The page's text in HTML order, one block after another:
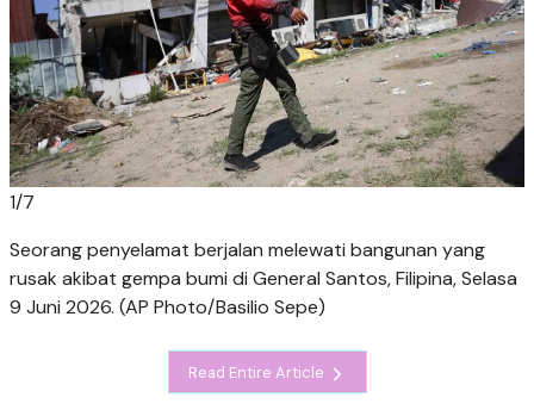
1/7
Seorang penyelamat berjalan melewati bangunan yang
rusak akibat gempa bumi di General Santos, Filipina, Selasa
9 Juni 2026. (AP Photo/Basilio Sepe)
Read Entire Article